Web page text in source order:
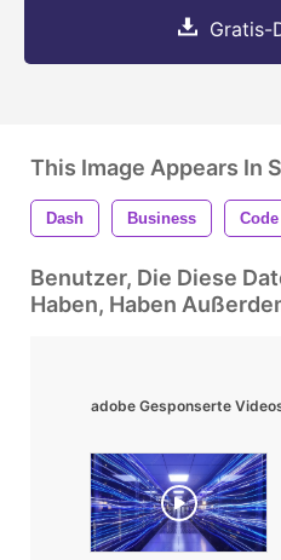
Gratis-
This Image Appears In
Dash Business Code
Benutzer, Die Diese
Haben, Haben
adobe Gesponserte